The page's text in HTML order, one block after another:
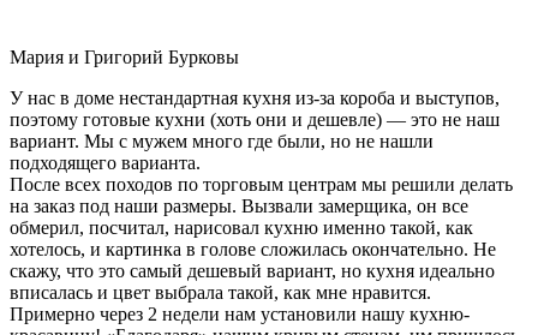
Мария и Григорий Бурковы
У нас в доме нестандартная кухня из-за короба и выступов,
поэтому готовые кухни (хоть они и дешевле) — это не наш
вариант. Мы с мужем много где были, но не нашли
подходящего варианта.
После всех походов по торговым центрам мы решили делать
на заказ под наши размеры. Вызвали замерщика, он все
обмерил, посчитал, нарисовал кухню именно такой, как
хотелось, и картинка в голове сложилась окончательно. Не
скажу, что это самый дешевый вариант, но кухня идеально
вписалась и цвет выбрала такой, как мне нравится.
Примерно через 2 недели нам установили нашу кухню-